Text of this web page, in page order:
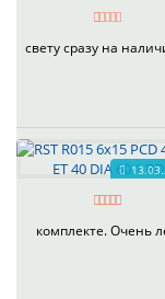
свету сразу на
комплекте. Очень